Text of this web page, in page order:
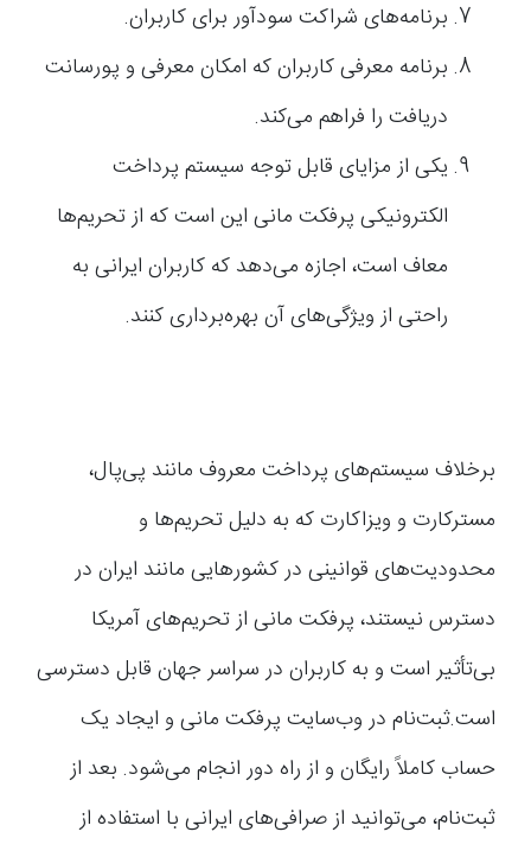
برنامه‌های شراکت سودآور برای کاربران.
برنامه معرفی کاربران که امکان معرفی و پورسانت
دریافت را فراهم می‌کند.
یکی از مزایای قابل توجه سیستم پرداخت
الکترونیکی پرفکت مانی این است که از تحریم‌ها
معاف است، اجازه می‌دهد که کاربران ایرانی به
راحتی از ویژگی‌های آن بهره‌برداری کنند.
برخلاف سیستم‌های پرداخت معروف مانند پی‌پال،
مسترکارت و ویزاکارت که به دلیل تحریم‌ها و
محدودیت‌های قوانینی در کشورهایی مانند ایران در
دسترس نیستند، پرفکت مانی از تحریم‌های آمریکا
بی‌تأثیر است و به کاربران در سراسر جهان قابل دسترسی
است.ثبت‌نام در وب‌سایت پرفکت مانی و ایجاد یک
حساب کاملاً رایگان و از راه دور انجام می‌شود. بعد از
ثبت‌نام، می‌توانید از صرافی‌های ایرانی با استفاده از